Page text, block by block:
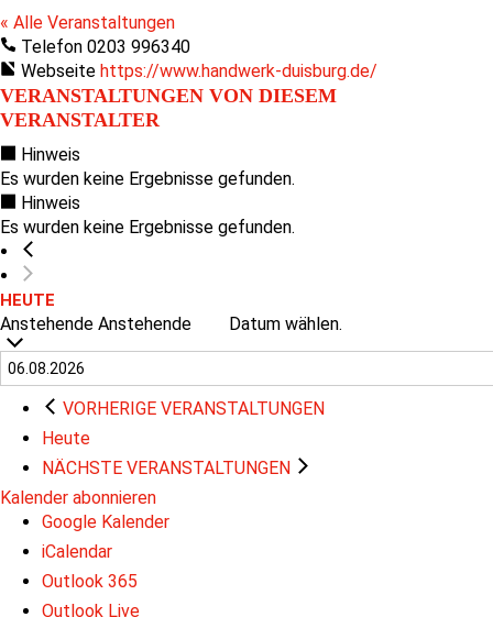
« Alle Veranstaltungen
Telefon 0203 996340
Webseite https://www.handwerk-duisburg.de/
VERANSTALTUNGEN VON DIESEM
VERANSTALTER
Hinweis
Es wurden keine Ergebnisse gefunden.
Hinweis
Es wurden keine Ergebnisse gefunden.
HEUTE
Anstehende Anstehende Datum wählen.
VORHERIGE VERANSTALTUNGEN
Heute
NÄCHSTE VERANSTALTUNGEN
Kalender abonnieren
Google Kalender
iCalendar
Outlook 365
Outlook Live